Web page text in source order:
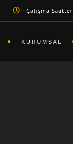
Çalışma
KURUMSAL